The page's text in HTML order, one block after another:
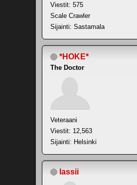
Viestit: 575
Scale Crawler
Sijainti: Sastamala
*HOKE*
The Doctor
Veteraani
Viestit: 12,563
Sijainti: Helsinki
lassii